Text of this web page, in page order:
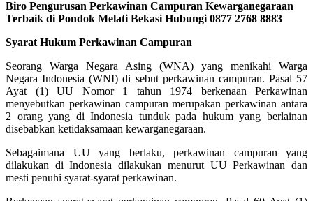
Biro Pengurusan Perkawinan Campuran Kewarganegaraan
Terbaik di Pondok Melati Bekasi Hubungi 0877 2768 8883
Syarat Hukum Perkawinan Campuran
Seorang Warga Negara Asing (WNA) yang menikahi Warga
Negara Indonesia (WNI) di sebut perkawinan campuran. Pasal 57
Ayat (1) UU Nomor 1 tahun 1974 berkenaan Perkawinan
menyebutkan perkawinan campuran merupakan perkawinan antara
2 orang yang di Indonesia tunduk pada hukum yang berlainan
disebabkan ketidaksamaan kewarganegaraan.
Sebagaimana UU yang berlaku, perkawinan campuran yang
dilakukan di Indonesia dilakukan menurut UU Perkawinan dan
mesti penuhi syarat-syarat perkawinan.